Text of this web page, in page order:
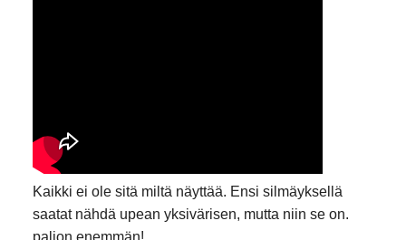
Kaikki ei ole sitä miltä näyttää. Ensi silmäyksellä
saatat nähdä upean yksivärisen, mutta niin se on.
paljon enemmän!